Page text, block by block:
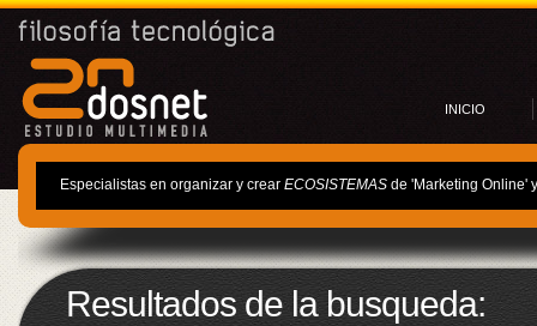
INICIO
Especialistas en organizar y crear ECOSISTEMAS de 'Marketing Online'
Resultados de la busqueda: